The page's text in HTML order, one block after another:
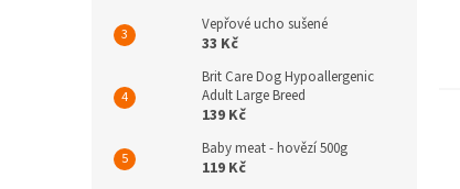
Vepřové ucho sušené
33 Kč
Brit Care Dog Hypoallergenic
Adult Large Breed
139 Kč
Baby meat - hovězí 500g
119 Kč